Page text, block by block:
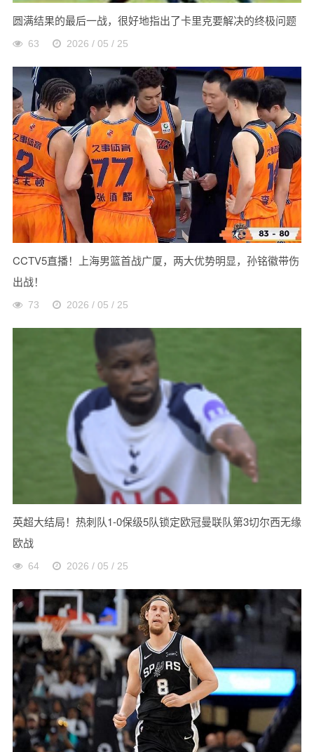
圆满结果的最后一战，很好地指出了卡里克要解决的终极问题
63 2026 / 05 / 25
CCTV5直播！上海男篮首战广厦，两大优势明显，孙铭徽带伤
出战！
73 2026 / 05 / 25
英超大结局！热刺队1-0保级5队锁定欧冠曼联队第3切尔西无缘
欧战
64 2026 / 05 / 25